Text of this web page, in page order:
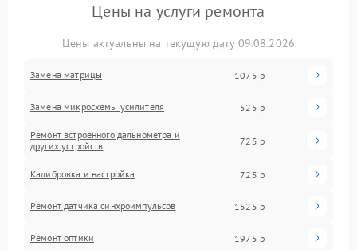
Цены на услуги ремонта
Цены актуальны на текущую дату 09.08.2026
Замена матрицы 1075 р
Замена микросхемы усилителя 525 р
Ремонт встроенного дальнометра и
других устройств
725 р
Калибровка и настройка 725 р
Ремонт датчика синхроимпульсов 1525 р
Ремонт оптики 1975 р